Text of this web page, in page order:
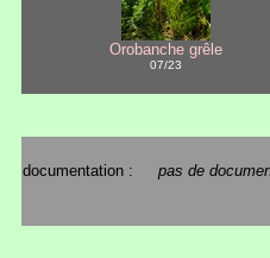
Orobanche grêle
07/23
documentation : pas de